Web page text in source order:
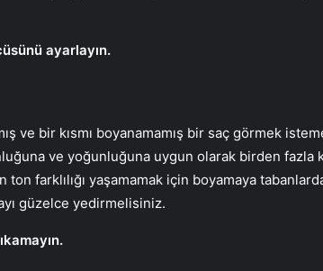
ayarlayın.
ve bir kısmı boyanamamış bir saç görmek
ve yoğunluğuna uygun olarak birden fazla
ton farklılığı yaşamamak için boyamaya
güzelce yedirmelisiniz.